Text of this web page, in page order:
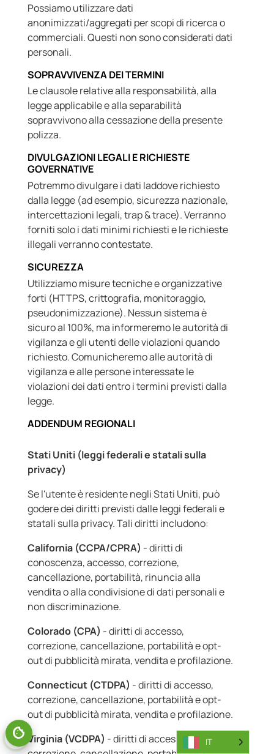
Possiamo utilizzare dati
anonimizzati/aggregati per scopi di ricerca o
commerciali. Questi non sono considerati dati
personali.
SOPRAVVIVENZA DEI TERMINI
Le clausole relative alla responsabilità, alla
legge applicabile e alla separabilità
sopravvivono alla cessazione della presente
polizza.
DIVULGAZIONI LEGALI E RICHIESTE
GOVERNATIVE
Potremmo divulgare i dati laddove richiesto
dalla legge (ad esempio, sicurezza nazionale,
intercettazioni legali, trap & trace). Verranno
forniti solo i dati minimi richiesti e le richieste
illegali verranno contestate.
SICUREZZA
Utilizziamo misure tecniche e organizzative
forti (HTTPS, crittografia, monitoraggio,
pseudonimizzazione). Nessun sistema è
sicuro al 100%, ma informeremo le autorità di
vigilanza e gli utenti delle violazioni quando
richiesto. Comunicheremo alle autorità di
vigilanza e alle persone interessate le
violazioni dei dati entro i termini previsti dalla
legge.
ADDENDUM REGIONALI
Stati Uniti (leggi federali e statali sulla
privacy)
Se l'utente è residente negli Stati Uniti, può
godere dei diritti previsti dalle leggi federali e
statali sulla privacy. Tali diritti includono:
California (CCPA/CPRA) - diritti di
conoscenza, accesso, correzione,
cancellazione, portabilità, rinuncia alla
vendita o alla condivisione di dati personali e
non discriminazione.
Colorado (CPA) - diritti di accesso,
correzione, cancellazione, portabilità e opt-
out di pubblicità mirata, vendita e profilazione.
Connecticut (CTDPA) - diritti di accesso,
correzione, cancellazione, portabilità e opt-
out di pubblicità mirata, vendita e profilazione.
Virginia (VCDPA) - diritti di accesso,
IT